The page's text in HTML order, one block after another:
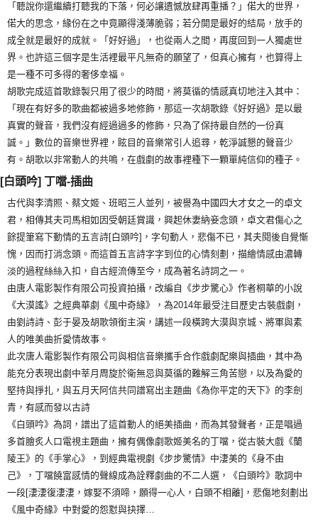
「聽說你還繼續打聽我的下落，何必讓遺憾放肆再重播？」偌大的世界，
偌大的思念，緣份在之中竟顯得淺薄脆弱；若分開是最好的結局，放手的
成全就是最好的成就。「好好過」，也從兩人之間，再度回到一人獨處世
界。也許這三個字是生活裡最平凡無奇的願望了，但真心擁有，也算得上
是一種不可多得的奢侈幸福。
胡歌完成這首歌錄製只用了很少的時間，將莫循的情感真切地注入其中：
「現在有好多的歌曲都被過多地修飾，那這一次胡歌錄《好好過》是以最
真實的聲音，我們沒有經過過多的修飾，只為了保持最自然的一份真
誠。」數位的音樂世界裡，眩目的音樂常引人追尋，乾淨誠懇的聲音少
有。胡歌以非常動人的共鳴，在戲劇的故事裡種下一顆單純信仰的種子。
[白頭吟] 丁噹-插曲
古代與李清照、蔡文姬、班昭三人並列，被譽為中國四大才女之一的卓文
君，相傳其夫司馬相如因受朝廷賞識，興起休妻納妾念頭，卓文君傷心之
餘提筆寫下動情的五言詩[白頭吟]，字句動人，悲傷不已，其夫閱後自覺慚
愧，因而打消念頭。而這首五言詩字字到位的心情刻劃，描繪情感由濃轉
淡的過程絲絲入扣，自古經流傳至今，成為著名詩詞之一。
由唐人電影製作有限公司投資拍攝，改編自《步步驚心》作者桐華的小說
《大漠謠》之經典華劇《風中奇緣》，為2014年最受注目歷史古裝戲劇，
由劉詩詩、彭于晏及胡歌領銜主演，講述一段橫跨大漠與京城、將軍與素
人的唯美曲折愛情故事。
此次唐人電影製作有限公司與相信音樂攜手合作戲劇配樂與插曲，其中為
能充分表現出劇中莘月周旋於衛無忌與莫循的難解三角苦戀，以及為愛的
堅持與掙扎，與五月天阿信共同譜寫出主題曲《為你平定的天下》的李劍
青，有感而發以古詩
《白頭吟》為詞，譜出了這首動人的絕美插曲，而為其發聲者，正是唱過
多首膾炙人口電視主題曲，擁有偶像劇歌姬美名的丁噹，從古裝大戲《蘭
陵王》的《手掌心》，到經典電視劇《步步驚情》中淒美的《身不由
己》，丁噹饒富感情的聲線成為詮釋劇曲的不二人選，《白頭吟》歌詞中
一段[淒淒復淒淒，嫁娶不須啼，願得一心人，白頭不相離]，悲傷地刻劃出
《風中奇緣》中對愛的怨懟與抉擇…